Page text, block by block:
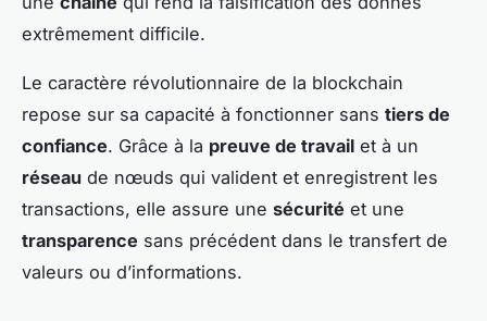
extrêmement difficile.
Le caractère révolutionnaire de la blockchain
repose sur sa capacité à fonctionner sans tiers de
confiance. Grâce à la preuve de travail et à un
réseau de nœuds qui valident et enregistrent les
transactions, elle assure une sécurité et une
transparence sans précédent dans le transfert de
valeurs ou d’informations.